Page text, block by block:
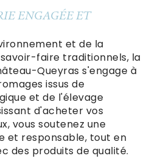
ENGAGÉE ET
et de la
faire traditionnels, la
Queyras s'engage à
issus de
et de l'élevage
d'acheter vos
vous soutenez une
et responsable, tout en
des produits de qualité.